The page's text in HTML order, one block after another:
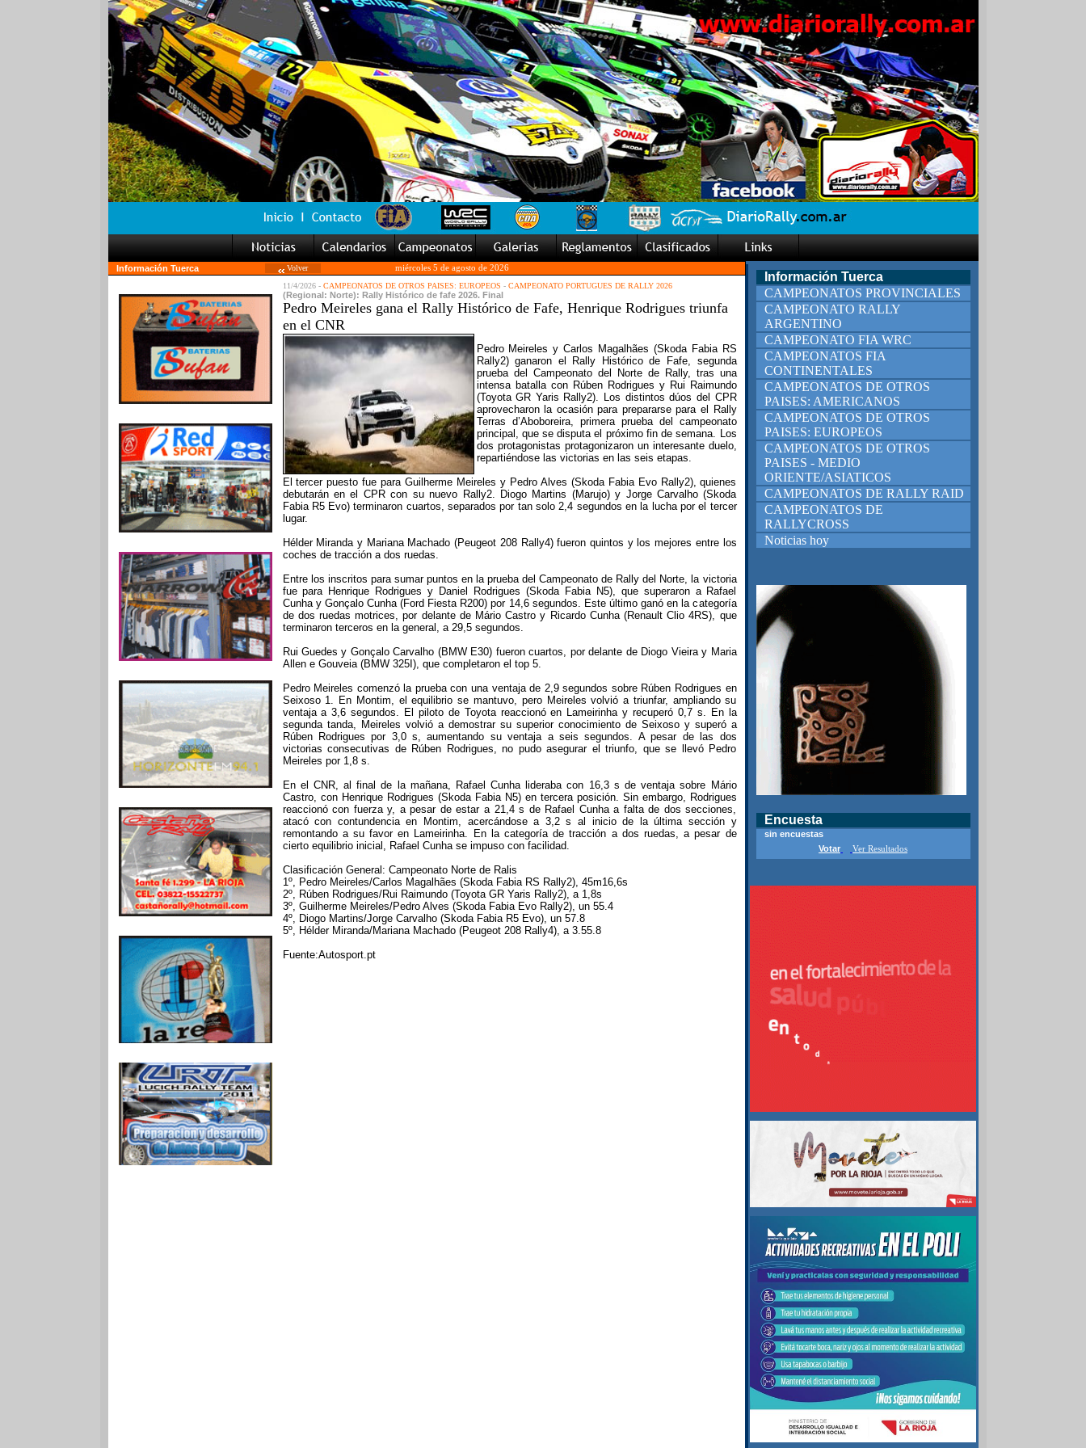
Información Tuerca Volver miércoles 5 de agosto de 2026
Información Tuerca
CAMPEONATOS PROVINCIALES
CAMPEONATO RALLY
ARGENTINO
CAMPEONATO FIA WRC
CAMPEONATOS FIA
CONTINENTALES
CAMPEONATOS DE OTROS
PAISES: AMERICANOS
CAMPEONATOS DE OTROS
PAISES: EUROPEOS
CAMPEONATOS DE OTROS
PAISES - MEDIO
ORIENTE/ASIATICOS
CAMPEONATOS DE RALLY RAID
CAMPEONATOS DE
RALLYCROSS
Noticias hoy
Encuesta
sin encuestas
Votar
Ver Resultados
11/4/2026 - CAMPEONATOS DE OTROS PAISES: EUROPEOS - CAMPEONATO PORTUGUES DE RALLY 2026
(Regional: Norte): Rally Histórico de fafe 2026. Final
Pedro Meireles gana el Rally Histórico de Fafe, Henrique Rodrigues triunfa
en el CNR
Pedro Meireles y Carlos Magalhães (Skoda Fabia RS
Rally2) ganaron el Rally Histórico de Fafe, segunda
prueba del Campeonato del Norte de Rally, tras una
intensa batalla con Rúben Rodrigues y Rui Raimundo
(Toyota GR Yaris Rally2). Los distintos dúos del CPR
aprovecharon la ocasión para prepararse para el Rally
Terras d’Aboboreira, primera prueba del campeonato
principal, que se disputa el próximo fin de semana. Los
dos protagonistas protagonizaron un interesante duelo,
repartiéndose las victorias en las seis etapas.
El tercer puesto fue para Guilherme Meireles y Pedro Alves (Skoda Fabia Evo Rally2), quienes
debutarán en el CPR con su nuevo Rally2. Diogo Martins (Marujo) y Jorge Carvalho (Skoda
Fabia R5 Evo) terminaron cuartos, separados por tan solo 2,4 segundos en la lucha por el tercer
lugar.
Hélder Miranda y Mariana Machado (Peugeot 208 Rally4) fueron quintos y los mejores entre los
coches de tracción a dos ruedas.
Entre los inscritos para sumar puntos en la prueba del Campeonato de Rally del Norte, la victoria
fue para Henrique Rodrigues y Daniel Rodrigues (Skoda Fabia N5), que superaron a Rafael
Cunha y Gonçalo Cunha (Ford Fiesta R200) por 14,6 segundos. Este último ganó en la categoría
de dos ruedas motrices, por delante de Mário Castro y Ricardo Cunha (Renault Clio 4RS), que
terminaron terceros en la general, a 29,5 segundos.
Rui Guedes y Gonçalo Carvalho (BMW E30) fueron cuartos, por delante de Diogo Vieira y Maria
Allen e Gouveia (BMW 325I), que completaron el top 5.
Pedro Meireles comenzó la prueba con una ventaja de 2,9 segundos sobre Rúben Rodrigues en
Seixoso 1. En Montim, el equilibrio se mantuvo, pero Meireles volvió a triunfar, ampliando su
ventaja a 3,6 segundos. El piloto de Toyota reaccionó en Lameirinha y recuperó 0,7 s. En la
segunda tanda, Meireles volvió a demostrar su superior conocimiento de Seixoso y superó a
Rúben Rodrigues por 3,0 s, aumentando su ventaja a seis segundos. A pesar de las dos
victorias consecutivas de Rúben Rodrigues, no pudo asegurar el triunfo, que se llevó Pedro
Meireles por 1,8 s.
En el CNR, al final de la mañana, Rafael Cunha lideraba con 16,3 s de ventaja sobre Mário
Castro, con Henrique Rodrigues (Skoda Fabia N5) en tercera posición. Sin embargo, Rodrigues
reaccionó con fuerza y, a pesar de estar a 21,4 s de Rafael Cunha a falta de dos secciones,
atacó con contundencia en Montim, acercándose a 3,2 s al inicio de la última sección y
remontando a su favor en Lameirinha. En la categoría de tracción a dos ruedas, a pesar de
cierto equilibrio inicial, Rafael Cunha se impuso con facilidad.
Clasificación General: Campeonato Norte de Ralis
1º, Pedro Meireles/Carlos Magalhães (Skoda Fabia RS Rally2), 45m16,6s
2º, Rúben Rodrigues/Rui Raimundo (Toyota GR Yaris Rally2), a 1,8s
3º, Guilherme Meireles/Pedro Alves (Skoda Fabia Evo Rally2), un 55.4
4º, Diogo Martins/Jorge Carvalho (Skoda Fabia R5 Evo), un 57.8
5º, Hélder Miranda/Mariana Machado (Peugeot 208 Rally4), a 3.55.8
Fuente:Autosport.pt